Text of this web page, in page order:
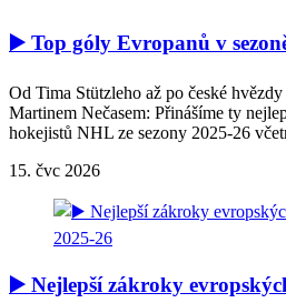
▶️ Top góly Evropanů v
Od Tima Stützleho až po české
Martinem Nečasem: Přinášíme ty
hokejistů NHL ze sezony 2025-26
15. čvc 2026
▶️ Nejlepší zákroky